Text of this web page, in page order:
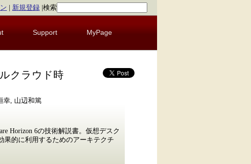
新規登録 検索
Support MyPage
クラウド時
幸, 山辺和篤
Horizon 6の技術解説書。仮想デスク
果的に利用するためのアーキテクチ